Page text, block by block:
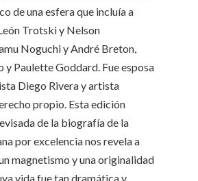
de una esfera que incluía a
Trotski y Nelson
Noguchi y André Breton,
y Paulette Goddard. Fue esposa
Diego Rivera y artista
propio. Esta edición
de la biografía de la
por excelencia nos revela a
magnetismo y una originalidad
vida fue tan dramática y